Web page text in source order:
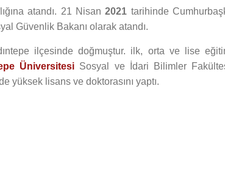
atandı. 21 Nisan2021 tarihinde
Güvenlik Bakanı olarak atandı.
ilçesinde doğmuştur. ilk, orta ve lise
Üniversitesi Sosyal ve İdari Bilimler
yüksek lisans ve doktorasını yaptı.